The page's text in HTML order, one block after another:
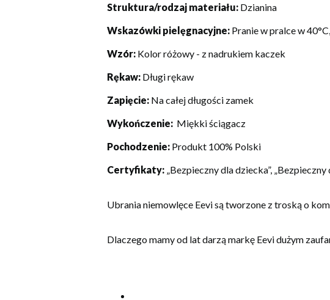
Struktura/rodzaj materiału: Dzianina
Wskazówki pielęgnacyjne: Pranie w pralce w
Wzór: Kolor różowy - z nadrukiem kaczek
Rękaw: Długi rękaw
Zapięcie: Na całej długości zamek
Wykończenie: Miękki ściągacz
Pochodzenie: Produkt 100% Polski
Certyfikaty: „Bezpieczny dla dziecka”,
Ubrania niemowlęce Eevi są tworzone z troską o
Dlaczego mamy od lat darzą markę Eevi dużym